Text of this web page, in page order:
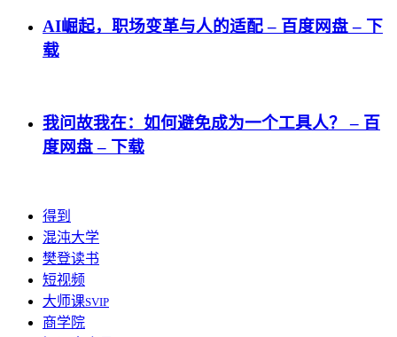
AI崛起，职场变革与人的适配 – 百度网盘 – 下
载
我问故我在：如何避免成为一个工具人？ – 百
度网盘 – 下载
得到
混沌大学
樊登读书
短视频
大师课SVIP
商学院